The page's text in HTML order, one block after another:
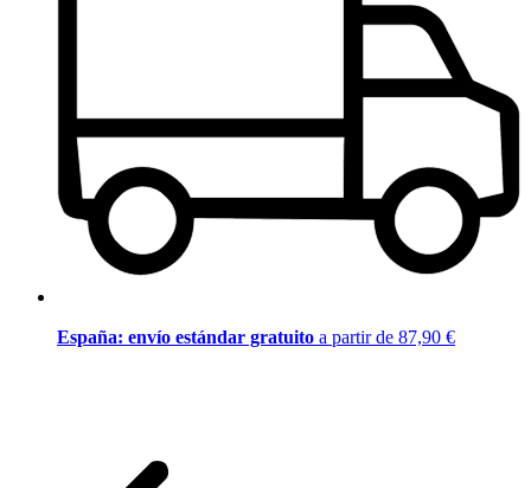
España: envío estándar gratuito a partir de 87,90 €